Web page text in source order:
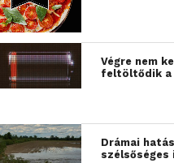
Végre nem
feltöltődik a
Drámai
szélsőséges